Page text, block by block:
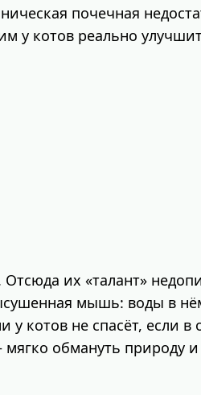
почечная
у котов реально
их «талант»
мышь: воды в
котов не спасёт, если в
обмануть природу и